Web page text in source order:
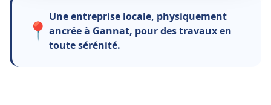
📍
Une entreprise locale, physiquement
ancrée à Gannat, pour des travaux en
toute sérénité.